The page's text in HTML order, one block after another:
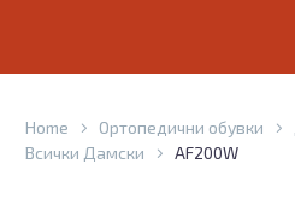
Home Ортопедични обувки
Всички Дамски
AF200W